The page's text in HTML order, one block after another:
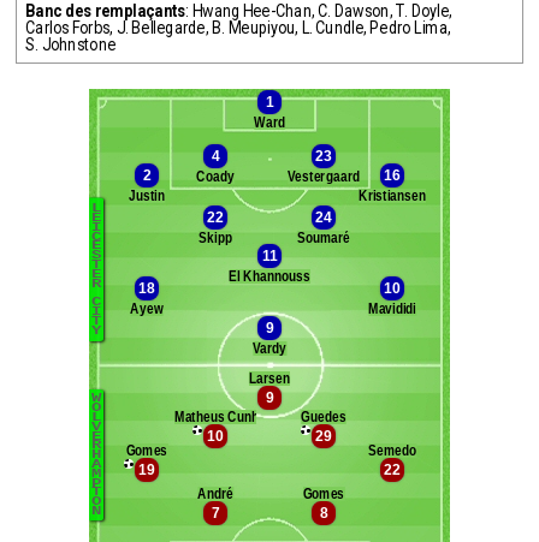
Banc des remplaçants: Hwang Hee-Chan,C. Dawson,T. Doyle,
Carlos Forbs, J. Bellegarde, B. Meupiyou, L. Cundle, Pedro Lima,
S. Johnstone